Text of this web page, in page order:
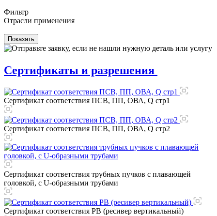
Фильтр
Отрасли применения
Сертификаты и разрешения
Сертификат соответствия ПСВ, ПП, ОВА, Q стр1
Сертификат соответствия ПСВ, ПП, ОВА, Q стр2
Сертификат соответствия трубных пучков с плавающей
головкой, с U-образными трубами
Сертификат соответствия РВ (ресивер вертикальный)